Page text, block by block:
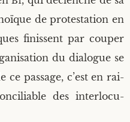
de pro­tes­ta­tion en
finissent par cou­per
du dia­logue se
ce pas­sage, c’est en rai­
des inter­lo­cu­